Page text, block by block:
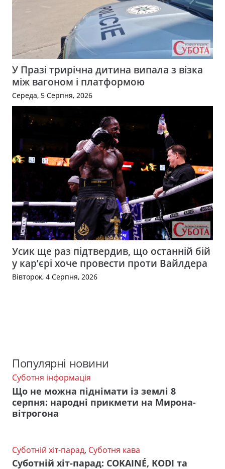
У Празі трирічна дитина випала з візка
між вагоном і платформою
Середа, 5 Серпня, 2026
Усик ще раз підтвердив, що останній бій
у кар’єрі хоче провести проти Вайлдера
Вівторок, 4 Серпня, 2026
Популярні новини
Суботня інформація
Що не можна піднімати із землі 8
серпня: народні прикмети на Мирона-
вітрогона
Суботній хіт-парад, Суботня кава
Суботній хіт-парад: COKAINÉ, KODI та